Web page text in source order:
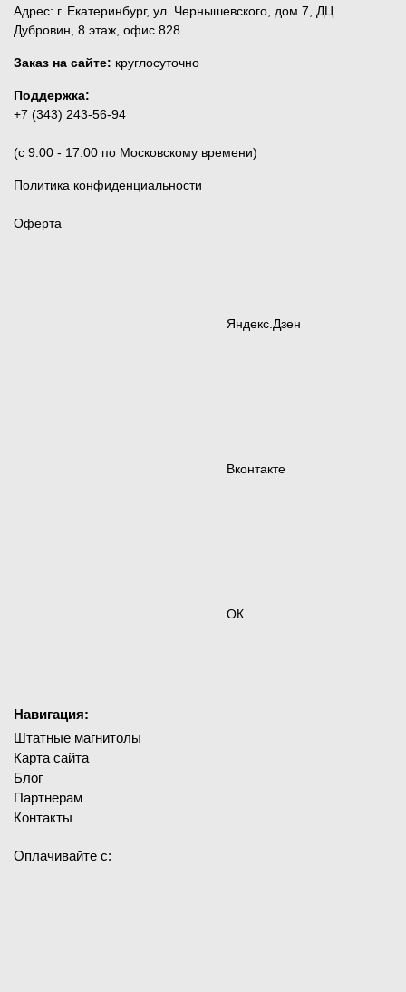
Адрес: г. Екатеринбург, ул. Чернышевского, дом 7, ДЦ
Дубровин, 8 этаж, офис 828.
Заказ на сайте: круглосуточно
Поддержка:
+7 (343) 243-56-94
(c 9:00 - 17:00 по Московскому времени)
Политика конфиденциальности
Оферта
Яндекс.Дзен
Вконтакте
ОК
Навигация:
Штатные магнитолы
Карта сайта
Блог
Партнерам
Контакты
Оплачивайте с: